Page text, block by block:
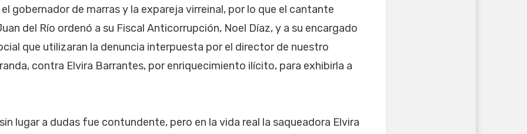
gobernador de marras y la expareja virreinal, por lo que el cantante
del Río ordenó a su Fiscal Anticorrupción, Noel Díaz, y a su encargado
que utilizaran la denuncia interpuesta por el director de nuestro
contra Elvira Barrantes, por enriquecimiento ilícito, para exhibirla a
lugar a dudas fue contundente, pero en la vida real la saqueadora Elvira